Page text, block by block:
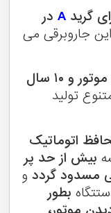
Aدر
می
ضمانت نامه دو سال تعویض موتور و ۱۰ سال
تولید
اتوماتیک
از حد پر
گرددو
بطور